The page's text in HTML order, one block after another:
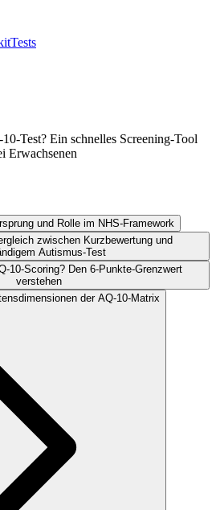
Tests
Test? Ein schnelles Screening-Tool
Erwachsenen
und Rolle im NHS-Framework
zwischen Kurzbewertung und
Autismus-Test
10-Scoring? Den 6-Punkte-Grenzwert
verstehen
der AQ-10-Matrix